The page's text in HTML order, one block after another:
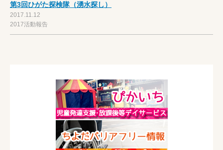
第3回ひがた探検隊（湧水探し）
2017.11.12
2017活動報告